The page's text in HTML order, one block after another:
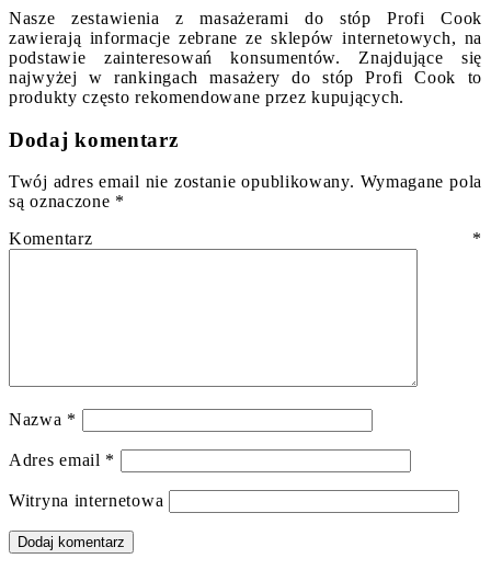
Nasze zestawienia z masażerami do stóp Profi Cook
zawierają informacje zebrane ze sklepów internetowych, na
podstawie zainteresowań konsumentów. Znajdujące się
najwyżej w rankingach masażery do stóp Profi Cook to
produkty często rekomendowane przez kupujących.
Dodaj komentarz
Twój adres email nie zostanie opublikowany. Wymagane pola
są oznaczone *
Komentarz *
Nazwa *
Adres email *
Witryna internetowa